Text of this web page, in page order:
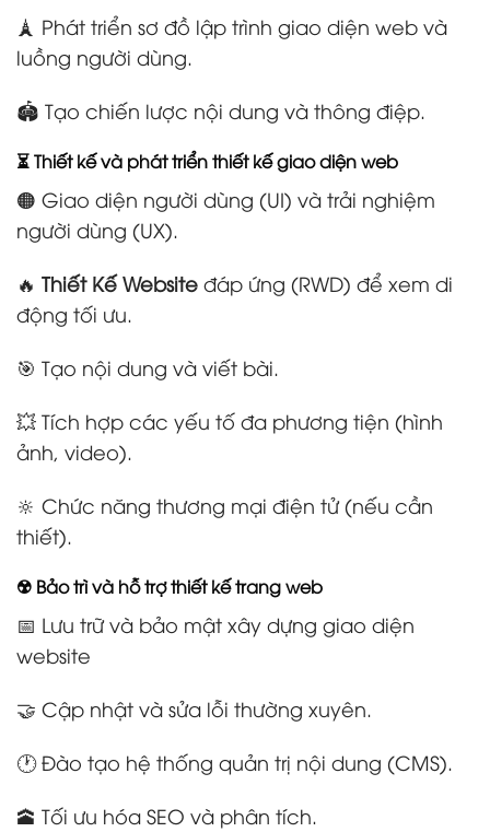
🗼 Phát triển sơ đồ lập trình giao diện web và
luồng người dùng.
🏟️ Tạo chiến lược nội dung và thông điệp.
⏳ Thiết kế và phát triển thiết kế giao diện web
🟠 Giao diện người dùng (UI) và trải nghiệm
người dùng (UX).
🔥 Thiết Kế Website đáp ứng (RWD) để xem di
động tối ưu.
🎯 Tạo nội dung và viết bài.
💥 Tích hợp các yếu tố đa phương tiện (hình
ảnh, video).
🔆 Chức năng thương mại điện tử (nếu cần
thiết).
☢️ Bảo trì và hỗ trợ thiết kế trang web
📅 Lưu trữ và bảo mật xây dựng giao diện
website
🤝 Cập nhật và sửa lỗi thường xuyên.
🕐 Đào tạo hệ thống quản trị nội dung (CMS).
🕋 Tối ưu hóa SEO và phân tích.